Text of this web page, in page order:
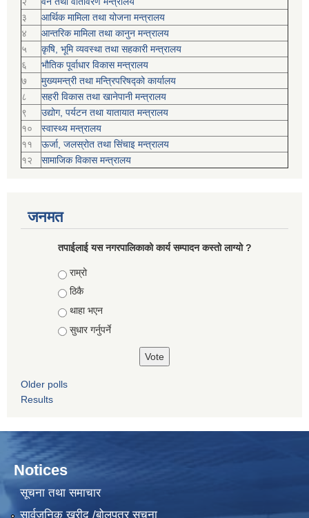
३
आर्थिक मामिला तथा योजना मन्त्रालय
४
आन्तरिक मामिला तथा कानुन मन्त्रालय
५
कृषि, भूमि व्यवस्था तथा सहकारी मन्त्रालय
६
भौतिक पूर्वाधार विकास मन्त्रालय
७
मुख्यमन्त्री तथा मन्त्रिपरिषद्को कार्यालय
८
सहरी विकास तथा खानेपानी मन्त्रालय
९
उद्योग, पर्यटन तथा यातायात मन्त्रालय
१०
स्वास्थ्य मन्त्रालय
११
ऊर्जा, जलस्रोत तथा सिंचाइ मन्त्रालय
१२
सामाजिक विकास मन्‍‍त्रालय
जनमत
तपाईलाई यस नगरपालिकाको कार्य सम्पादन कस्तो लाग्यो ?
Choices
राम्रो
ठिकै
थाहा भएन
सुधार गर्नुपर्ने
Older polls
Results
Notices
सूचना तथा समाचार
सार्वजनिक खरीद /बोलपत्र सूचना